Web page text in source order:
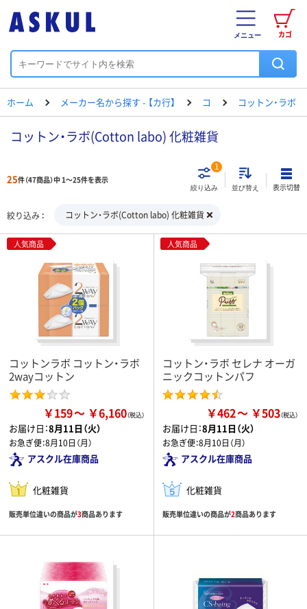
カゴ
メニュー
ホーム メーカー名から探す - 【カ行】 コ コットン・ラボ
コットン・ラボ(Cotton labo) 化粧雑貨
25件（47商品）中 1～25件を表示
絞り込み
1
並び替え 表示切替
絞り込み コットン・ラボ(Cotton labo) 化粧雑貨
人気商品
コットンラボ コットン・ラボ
2wayコットン
￥159 ￥6,160
お届け日：8月11日（火）
お急ぎ便：8月10日（月）
アスクル在庫商品
化粧雑貨
販売単位違いの商品が3商品あります
人気商品
コットン・ラボ セレナ オーガ
ニックコットンパフ
￥462 ￥503
お届け日：8月11日（火）
お急ぎ便：8月10日（月）
アスクル在庫商品
化粧雑貨
販売単位違いの商品が2商品あります